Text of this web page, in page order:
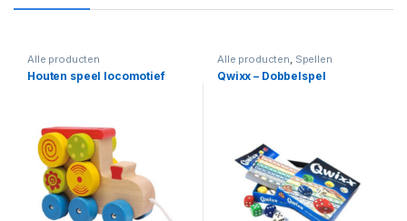
Alle producten
Houten speel locomotief
Alle producten, Spellen
Qwixx – Dobbelspel